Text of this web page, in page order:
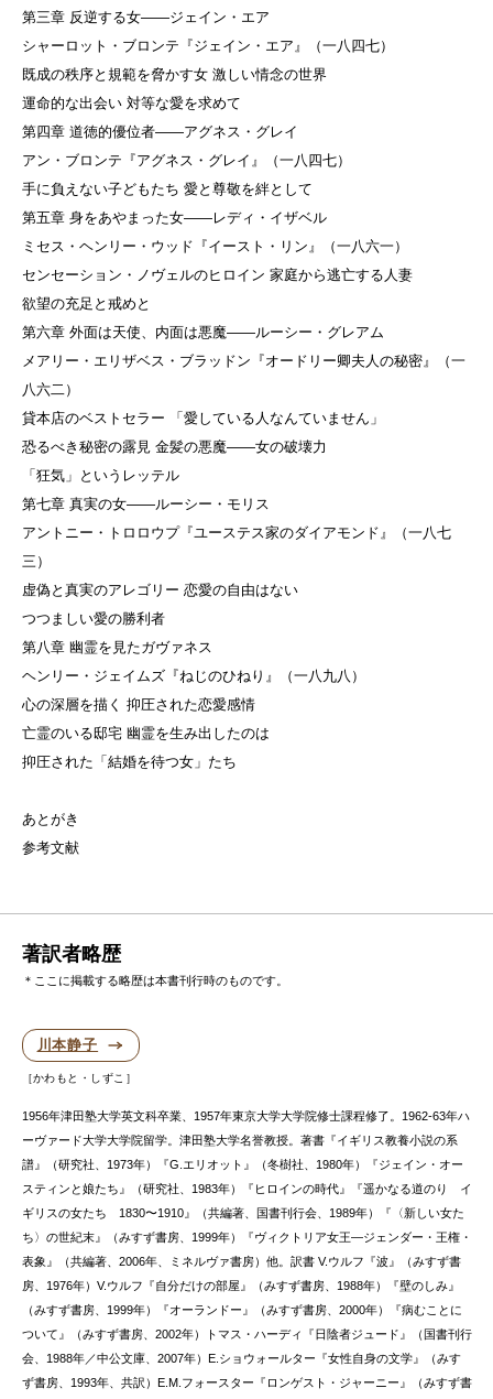
第三章 反逆する女——ジェイン・エア
シャーロット・ブロンテ『ジェイン・エア』（一八四七）
既成の秩序と規範を脅かす女 激しい情念の世界
運命的な出会い 対等な愛を求めて
第四章 道徳的優位者——アグネス・グレイ
アン・ブロンテ『アグネス・グレイ』（一八四七）
手に負えない子どもたち 愛と尊敬を絆として
第五章 身をあやまった女——レディ・イザベル
ミセス・ヘンリー・ウッド『イースト・リン』（一八六一）
センセーション・ノヴェルのヒロイン 家庭から逃亡する人妻
欲望の充足と戒めと
第六章 外面は天使、内面は悪魔——ルーシー・グレアム
メアリー・エリザベス・ブラッドン『オードリー卿夫人の秘密』（一
八六二）
貸本店のベストセラー 「愛している人なんていません」
恐るべき秘密の露見 金髪の悪魔——女の破壊力
「狂気」というレッテル
第七章 真実の女——ルーシー・モリス
アントニー・トロロウプ『ユーステス家のダイアモンド』（一八七
三）
虚偽と真実のアレゴリー 恋愛の自由はない
つつましい愛の勝利者
第八章 幽霊を見たガヴァネス
ヘンリー・ジェイムズ『ねじのひねり』（一八九八）
心の深層を描く 抑圧された恋愛感情
亡霊のいる邸宅 幽霊を生み出したのは
抑圧された「結婚を待つ女」たち
あとがき
参考文献
著訳者略歴
＊ここに掲載する略歴は本書刊行時のものです。
川本静子
かわもと・しずこ
1956年津田塾大学英文科卒業、1957年東京大学大学院修士課程修了。1962-63年ハ
ーヴァード大学大学院留学。津田塾大学名誉教授。著書『イギリス教養小説の系
譜』（研究社、1973年）『G.エリオット』（冬樹社、1980年）『ジェイン・オー
スティンと娘たち』（研究社、1983年）『ヒロインの時代』『遥かなる道のり イ
ギリスの女たち 1830〜1910』（共編著、国書刊行会、1989年）『〈新しい女た
ち〉の世紀末』（みすず書房、1999年）『ヴィクトリア女王—ジェンダー・王権・
表象』（共編著、2006年、ミネルヴァ書房）他。訳書 V.ウルフ『波』（みすず書
房、1976年）V.ウルフ『自分だけの部屋』（みすず書房、1988年）『壁のしみ』
（みすず書房、1999年）『オーランドー』（みすず書房、2000年）『病むことに
ついて』（みすず書房、2002年）トマス・ハーディ『日陰者ジュード』（国書刊行
会、1988年／中公文庫、2007年）E.ショウォールター『女性自身の文学』（みす
ず書房、1993年、共訳）E.M.フォースター『ロンゲスト・ジャーニー』（みすず書